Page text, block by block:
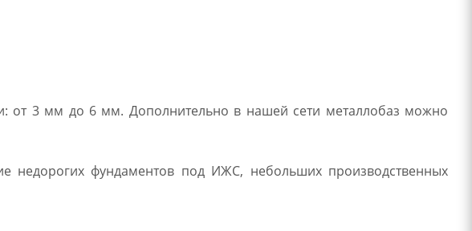
от 3 мм до 6 мм. Дополнительно в нашей сети металлобаз можно
фундаментов под ИЖС, небольших производственных